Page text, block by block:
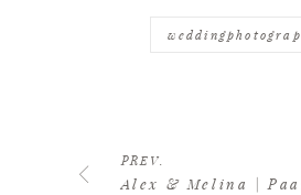
PREV.
Alex & Melina |